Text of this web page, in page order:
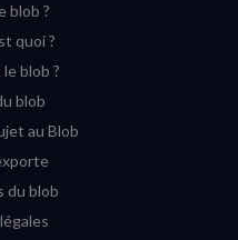
(nouvelle
blob ?
quoi ?
blob ?
blob
au Blob
du blob